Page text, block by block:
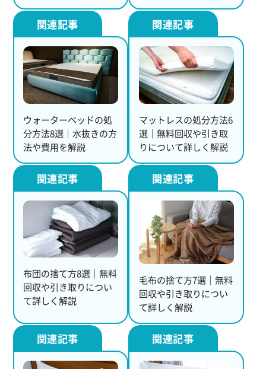
ウォーターベッドの処
分方法8選｜水抜きの方
法や費用を解説
マットレスの処分方法6
選｜無料回収や引き取
りについて詳しく解説
布団の捨て方8選｜無料
回収や引き取りについ
て詳しく解説
毛布の捨て方7選｜無料
回収や引き取りについ
て詳しく解説